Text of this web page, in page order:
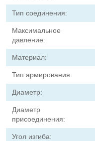
Тип соединения:
Максимальное
давление:
Материал:
Тип армирования:
Диаметр:
Диаметр
присоединения:
Угол изгиба: